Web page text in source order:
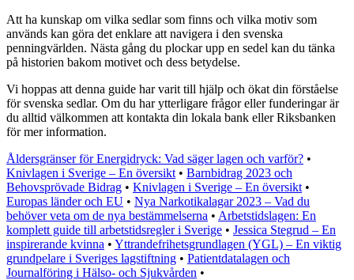
Att ha kunskap om vilka sedlar som finns och vilka motiv som
används kan göra det enklare att navigera i den svenska
penningvärlden. Nästa gång du plockar upp en sedel kan du tänka
på historien bakom motivet och dess betydelse.
Vi hoppas att denna guide har varit till hjälp och ökat din förståelse
för svenska sedlar. Om du har ytterligare frågor eller funderingar är
du alltid välkommen att kontakta din lokala bank eller Riksbanken
för mer information.
Åldersgränser för Energidryck: Vad säger lagen och varför? •
Knivlagen i Sverige – En översikt • Barnbidrag 2023 och
Behovsprövade Bidrag • Knivlagen i Sverige – En översikt •
Europas länder och EU • Nya Narkotikalagar 2023 – Vad du
behöver veta om de nya bestämmelserna • Arbetstidslagen: En
komplett guide till arbetstidsregler i Sverige • Jessica Stegrud – En
inspirerande kvinna • Yttrandefrihetsgrundlagen (YGL) – En viktig
grundpelare i Sveriges lagstiftning • Patientdatalagen och
Journalföring i Hälso- och Sjukvården •